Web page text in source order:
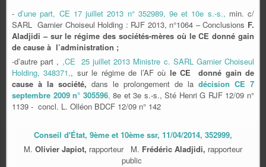
- d’une part, CE 17 juillet 2013 n° 352989, 9e et 10e s.-s., min. c/
SARL Garnier Choiseul Holding : RJF 2013, n°1064 – Conclusions F.
Aladjidi – sur le régime des sociétés-mères où le CE donné gain
de cause à l’administration ;
-d’autre part , ,CE 25 juillet 2013 Ministre c. SARL Garnier Choiseul
Holding, 348371,, sur le régime de l’AF où le CE donné gain de
cause à la société, dans le prolongement de la décision CE 7
septembre 2009 n° 305596, 8e et 3e s.-s., Sté Henri G RJF 12/09 n°
1139 - concl. L. Olléon BDCF 12/09 n° 142
Conseil d'État, 9ème et 10ème ssr, 11/04/2014, 352999,
M. Olivier Japiot, rapporteur M. Frédéric Aladjidi, rapporteur
public